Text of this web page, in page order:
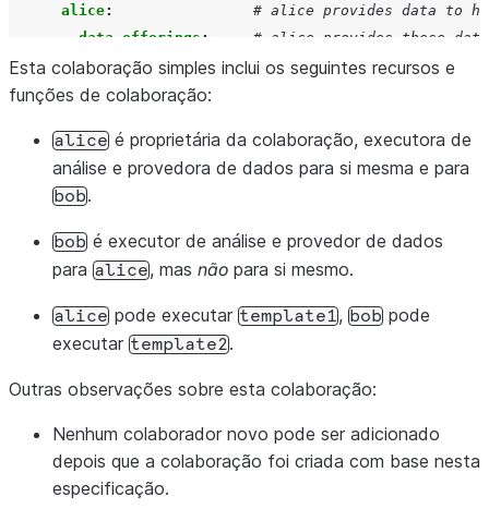
alice:
# alice provides data to
data_offerings :
# alice provides these
- id:
alice_data_1
- id: alice_data_2
data_offerings:
# bob provides this data
- id: bob_data_1
templates
id:
:
# bob is an analysis runner
data_providers
alice:
data_offerings:
templates:
# bob can use this
Esta colaboração simples inclui os seguintes recursos e
funções de colaboração:
alice é proprietária da colaboração, executora de
análise e provedora de dados para si mesma e para
bob.
bob é executor de análise e provedor de dados
para alice, mas não para si mesmo.
alice pode executar template1, bob pode
executar template2.
Outras observações sobre esta colaboração:
Nenhum colaborador novo pode ser adicionado
depois que a colaboração foi criada com base nesta
especificação.